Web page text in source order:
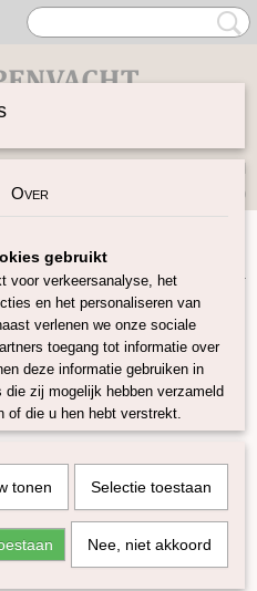
(0)
tot leven in luxe en bijzondere
door eeuwenoude tradities
Over
gebruikt
voor verkeersanalyse, het
en het personaliseren van
verlenen we onze sociale
toegang tot informatie over
deze informatie gebruiken in
zij mogelijk hebben verzameld
of die u hen hebt verstrekt.
tonen Selectie toestaan
Nee, niet akkoord